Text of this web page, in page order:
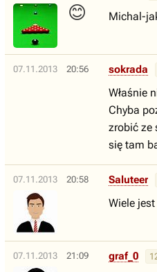
😊 Michal-
07.11.2013 20:56 sokrada
Właśnie
Chyba
zrobić ze
się tam
07.11.2013 20:58 Saluteer
Wiele
07.11.2013 21:09 graf_0